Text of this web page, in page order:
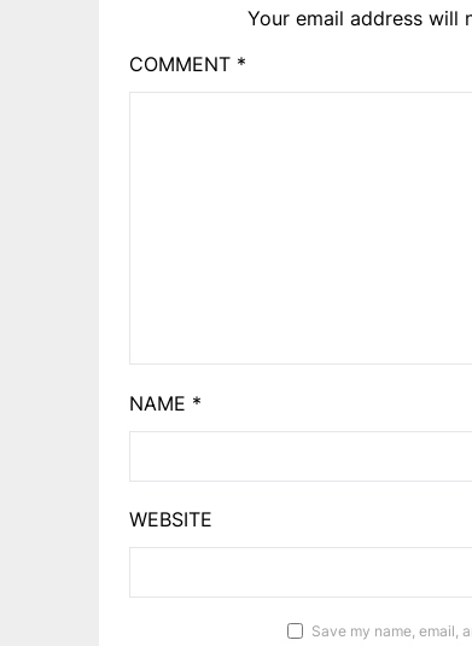
Your email address will
COMMENT *
NAME *
WEBSITE
Save my name, email,